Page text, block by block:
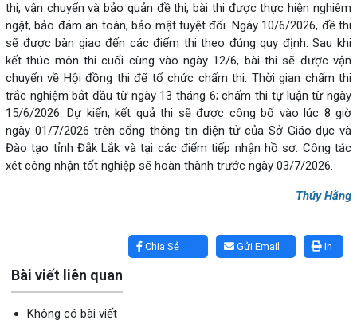
thi, vận chuyển và bảo quản đề thi, bài thi được thực hiện nghiêm
ngặt, bảo đảm an toàn, bảo mật tuyệt đối. Ngày 10/6/2026, đề thi
sẽ được bàn giao đến các điểm thi theo đúng quy định. Sau khi
kết thúc môn thi cuối cùng vào ngày 12/6, bài thi sẽ được vận
chuyển về Hội đồng thi để tổ chức chấm thi. Thời gian chấm thi
trắc nghiệm bắt đầu từ ngày 13 tháng 6; chấm thi tự luận từ ngày
15/6/2026. Dự kiến, kết quả thi sẽ được công bố vào lúc 8 giờ
ngày 01/7/2026 trên cổng thông tin điện tử của Sở Giáo dục và
Đào tạo tỉnh Đắk Lắk và tại các điểm tiếp nhận hồ sơ. Công tác
xét công nhận tốt nghiệp sẽ hoàn thành trước ngày 03/7/2026.
Thúy Hằng
In
Gửi Email
Chia Sẻ
Bài viết liên quan
Không có bài viết